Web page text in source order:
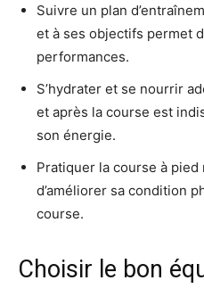
Suivre un plan
et à ses objectifs permet
performances.
S’hydrater et se nourrir
et après la course est
son énergie.
Pratiquer la course à
d’améliorer sa condition
course.
Choisir le bon